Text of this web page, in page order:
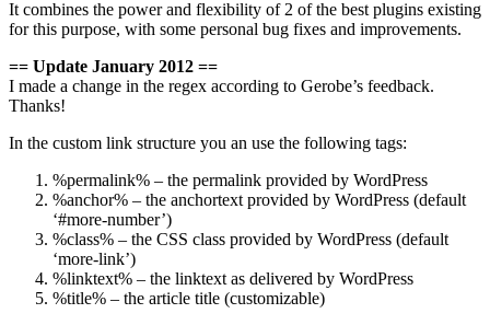
It combines the power and flexibility of 2 of the best plugins existing
for this purpose, with some personal bug fixes and improvements.
== Update January 2012 ==
I made a change in the regex according to Gerobe’s feedback.
Thanks!
In the custom link structure you an use the following tags:
%permalink% – the permalink provided by WordPress
%anchor% – the anchortext provided by WordPress (default
‘#more-number’)
%class% – the CSS class provided by WordPress (default
‘more-link’)
%linktext% – the linktext as delivered by WordPress
%title% – the article title (customizable)